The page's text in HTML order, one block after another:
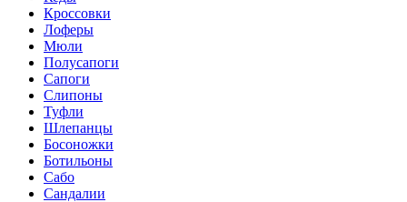
Кроссовки
Лоферы
Мюли
Полусапоги
Сапоги
Слипоны
Туфли
Шлепанцы
Босоножки
Ботильоны
Сабо
Сандалии